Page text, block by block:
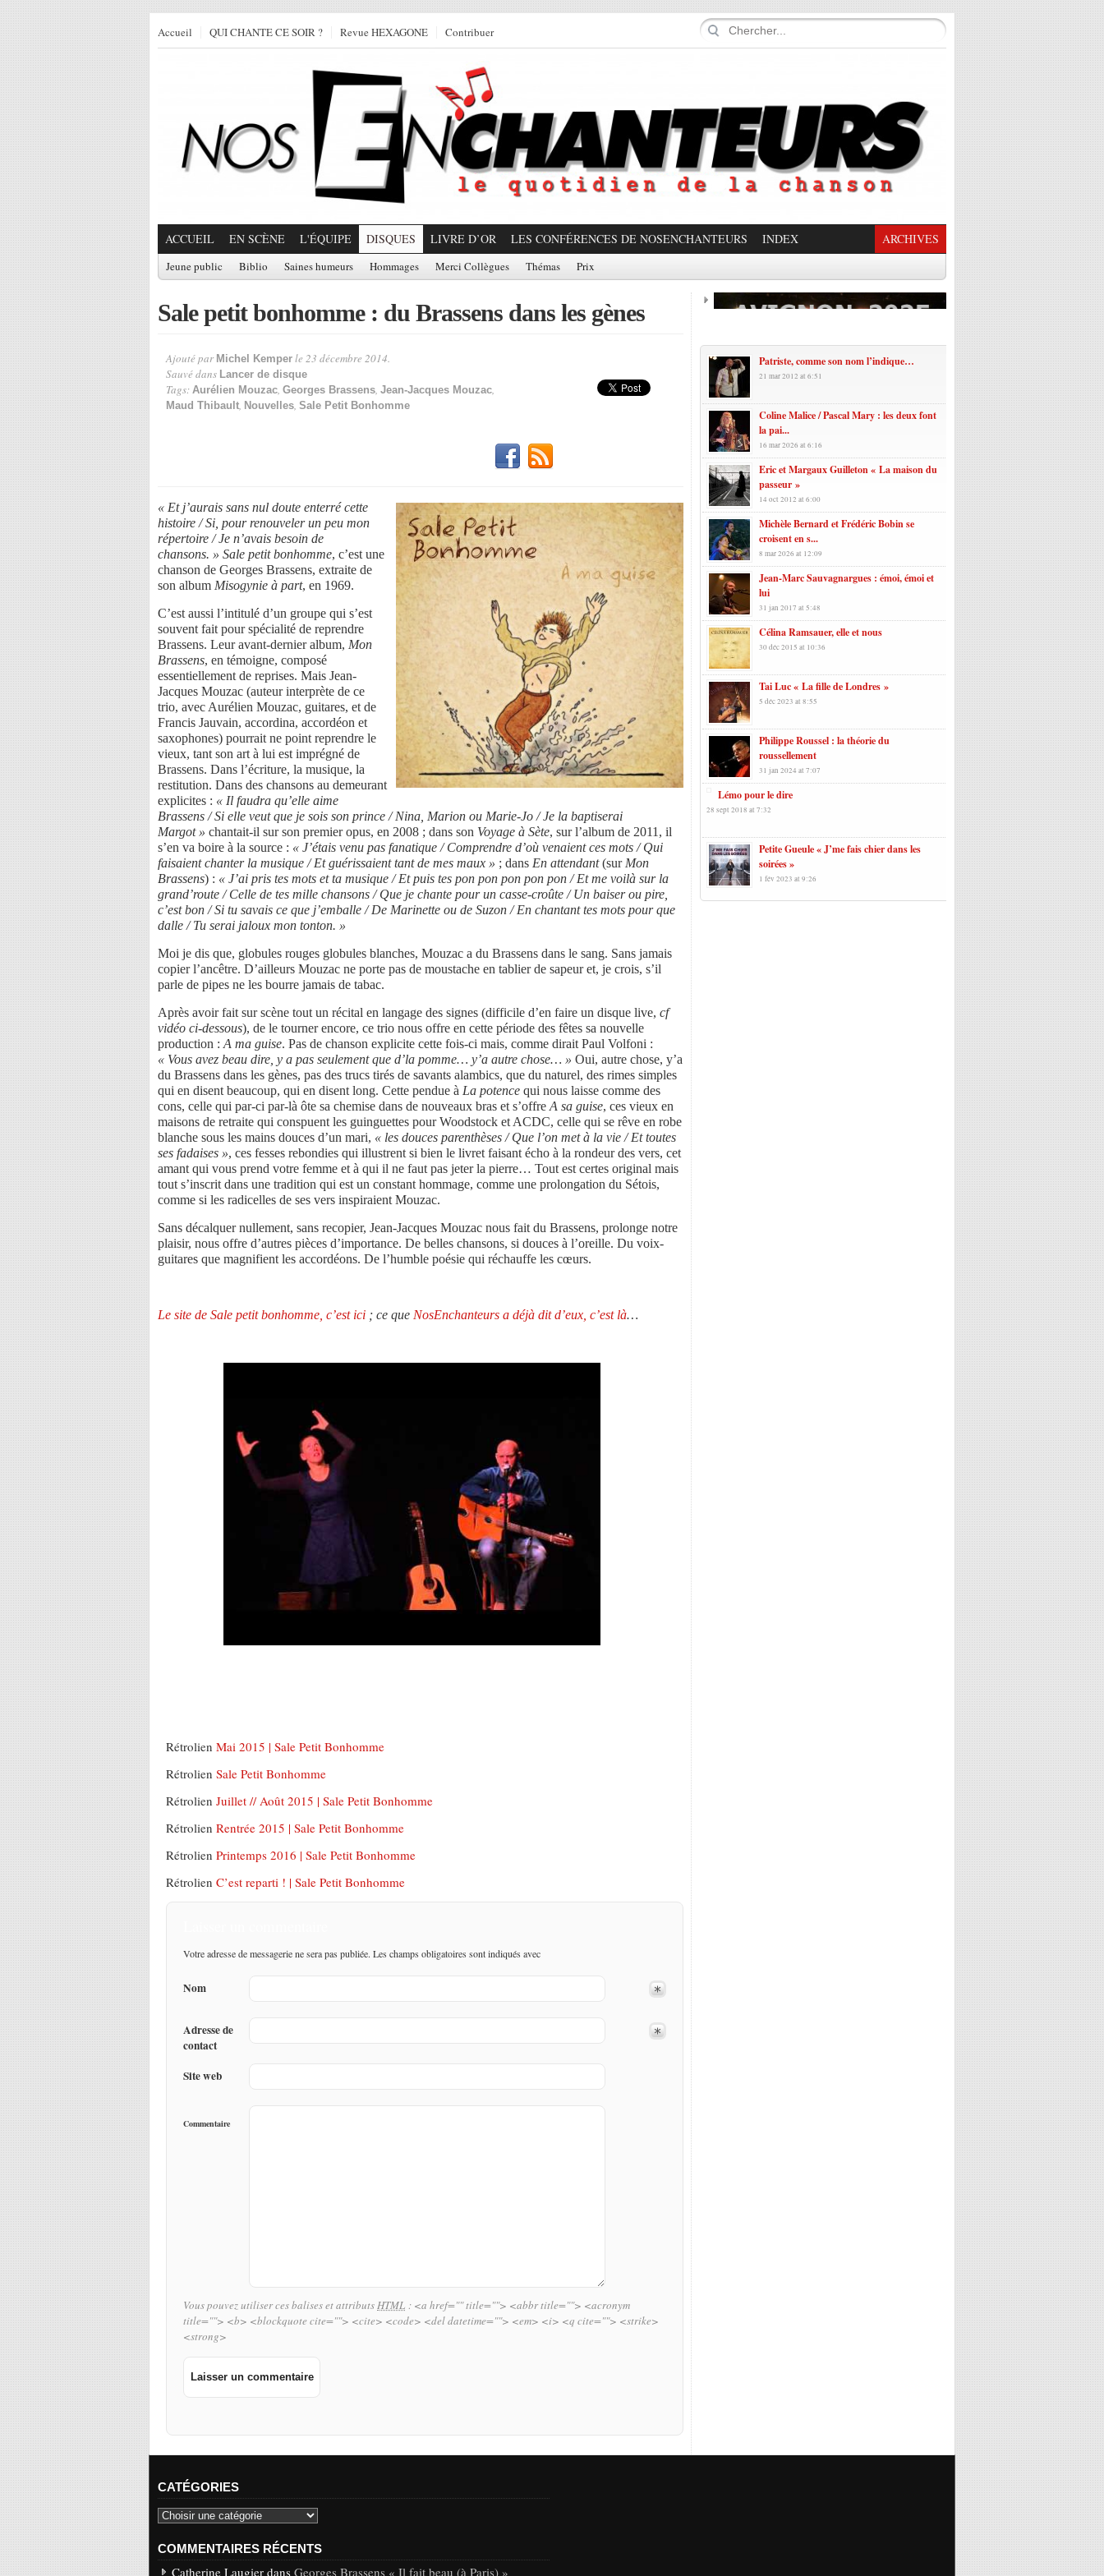
Accueil QUI CHANTE CE SOIR ? Revue HEXAGONE Contribuer
ACCUEIL EN SCÈNE L'ÉQUIPE DISQUES LIVRE D’OR LES CONFÉRENCES DE NOSENCHANTEURS INDEX ARCHIVES
Jeune public Biblio Saines humeurs Hommages Merci Collègues Thémas Prix
Sale petit bonhomme : du Brassens dans les gènes
Ajouté par Michel Kemper le 23 décembre 2014.
Sauvé dans Lancer de disque
Tags: Aurélien Mouzac, Georges Brassens, Jean-Jacques Mouzac,
Maud Thibault, Nouvelles, Sale Petit Bonhomme
« Et j’aurais sans nul doute enterré cette
histoire / Si, pour renouveler un peu mon
répertoire / Je n’avais besoin de
chansons. » Sale petit bonhomme, c’est une
chanson de Georges Brassens, extraite de
son album Misogynie à part, en 1969.
C’est aussi l’intitulé d’un groupe qui s’est
souvent fait pour spécialité de reprendre
Brassens. Leur avant-dernier album, Mon
Brassens, en témoigne, composé
essentiellement de reprises. Mais Jean-
Jacques Mouzac (auteur interprète de ce
trio, avec Aurélien Mouzac, guitares, et de
Francis Jauvain, accordina, accordéon et
saxophones) pourrait ne point reprendre le
vieux, tant son art à lui est imprégné de
Brassens. Dans l’écriture, la musique, la
restitution. Dans des chansons au demeurant
explicites : « Il faudra qu’elle aime
Brassens / Si elle veut que je sois son prince / Nina, Marion ou Marie-Jo / Je la baptiserai
Margot » chantait-il sur son premier opus, en 2008 ; dans son Voyage à Sète, sur l’album de 2011, il
s’en va boire à la source : « J’étais venu pas fanatique / Comprendre d’où venaient ces mots / Qui
faisaient chanter la musique / Et guérissaient tant de mes maux » ; dans En attendant(sur Mon
Brassens) : « J’ai pris tes mots et ta musique / Et puis tes pon pon pon pon pon / Et me voilà sur la
grand’route / Celle de tes mille chansons / Que je chante pour un casse-croûte / Un baiser ou pire,
c’est bon / Si tu savais ce que j’emballe / De Marinette ou de Suzon / En chantant tes mots pour que
dalle / Tu serai jaloux mon tonton. »
Moi je dis que, globules rouges globules blanches, Mouzac a du Brassens dans le sang. Sans jamais
copier l’ancêtre. D’ailleurs Mouzac ne porte pas de moustache en tablier de sapeur et, je crois, s’il
parle de pipes ne les bourre jamais de tabac.
Après avoir fait sur scène tout un récital en langage des signes (difficile d’en faire un disque live, cf
vidéo ci-dessous), de le tourner encore, ce trio nous offre en cette période des fêtes sa nouvelle
production : A ma guise. Pas de chanson explicite cette fois-ci mais, comme dirait Paul Volfoni :
« Vous avez beau dire, y a pas seulement que d’la pomme… y’a autre chose… » Oui, autre chose, y’a
du Brassens dans les gènes, pas des trucs tirés de savants alambics, que du naturel, des rimes simples
qui en disent beaucoup, qui en disent long. Cette pendue à La potence qui nous laisse comme des
cons, celle qui par-ci par-là ôte sa chemise dans de nouveaux bras et s’offre A sa guise, ces vieux en
maisons de retraite qui conspuent les guinguettes pour Woodstock et ACDC, celle qui se rêve en robe
blanche sous les mains douces d’un mari, « les douces parenthèses / Que l’on met à la vie / Et toutes
ses fadaises », ces fesses rebondies qui illustrent si bien le livret faisant écho à la rondeur des vers, cet
amant qui vous prend votre femme et à qui il ne faut pas jeter la pierre… Tout est certes original mais
tout s’inscrit dans une tradition qui est un constant hommage, comme une prolongation du Sétois,
comme si les radicelles de ses vers inspiraient Mouzac.
Sans décalquer nullement, sans recopier, Jean-Jacques Mouzac nous fait du Brassens, prolonge notre
plaisir, nous offre d’autres pièces d’importance. De belles chansons, si douces à l’oreille. Du voix-
guitares que magnifient les accordéons. De l’humble poésie qui réchauffe les cœurs.
Le site de Sale petit bonhomme, c’est ici ; ce que NosEnchanteurs a déjà dit d’eux, c’est là…
Rétrolien Mai 2015 | Sale Petit Bonhomme
Rétrolien Sale Petit Bonhomme
Rétrolien Juillet // Août 2015 | Sale Petit Bonhomme
Rétrolien Rentrée 2015 | Sale Petit Bonhomme
Rétrolien Printemps 2016 | Sale Petit Bonhomme
Rétrolien C’est reparti ! | Sale Petit Bonhomme
Votre adresse de messagerie ne sera pas publiée. Les champs obligatoires sont indiqués avec
Nom
Adresse de
contact
Site web
Commentaire
Vous pouvez utiliser ces balises et attributsHTML : <a href="" title=""> <abbr title=""> <acronym
title=""> <b> <blockquote cite=""> <cite> <code> <del datetime=""> <em> <i> <q cite=""> <strike>
<strong>
Patriste, comme son nom l’indique…
21 mar 2012 at 6:51
Coline Malice / Pascal Mary : les deux font
la pai...
16 mar 2026 at 6:16
Eric et Margaux Guilleton « La maison du
passeur »
14 oct 2012 at 6:00
Michèle Bernard et Frédéric Bobin se
croisent en s...
8 mar 2026 at 12:09
Jean-Marc Sauvagnargues : émoi, émoi et
lui
31 jan 2017 at 5:48
Célina Ramsauer, elle et nous
30 déc 2015 at 10:36
Tai Luc « La fille de Londres »
5 déc 2023 at 8:55
Philippe Roussel : la théorie du
roussellement
31 jan 2024 at 7:07
Lémo pour le dire
28 sept 2018 at 7:32
Petite Gueule « J’me fais chier dans les
soirées »
1 fév 2023 at 9:26
CATÉGORIES
COMMENTAIRES RÉCENTS
Catherine Laugier dans Georges Brassens « Il fait beau (à Paris) »